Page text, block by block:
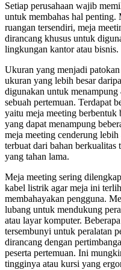
Setiap perusahaan wajib
untuk membahas hal
ruangan tersendiri, meja
dirancang khusus untuk
lingkungan kantor atau bisnis.
Ukuran yang menjadi
ukuran yang lebih besar
digunakan untuk
sebuah pertemuan. Terdapat
yaitu meja meeting
yang dapat menampung
meja meeting cenderung
terbuat dari bahan berkualitas
yang tahan lama.
Meja meeting sering
kabel listrik agar meja ini
membahayakan pengguna.
lubang untuk mendukung
atau layar komputer.
tersembunyi untuk peralatan
dirancang dengan
peserta pertemuan. Ini
tingginya atau kursi yang